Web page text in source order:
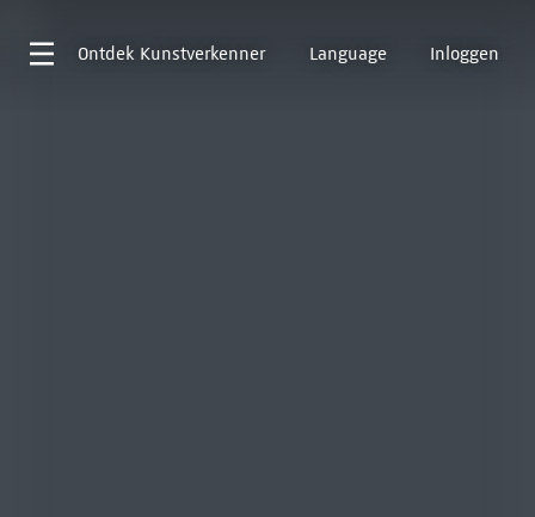
Ontdek Kunstverkenner Language Inloggen